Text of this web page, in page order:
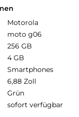
Motorola
moto g06
256 GB
4 GB
Smartphones
6,88 Zoll
Grün
sofort verfügbar